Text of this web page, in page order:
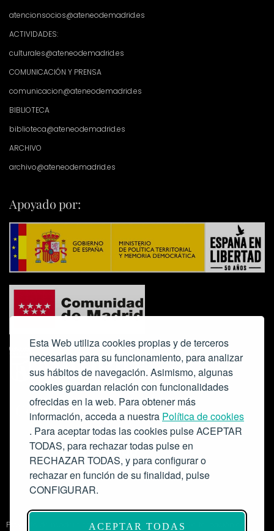
Esta Web utiliza cookies propias y de terceros
necesarias para su funcionamiento, para analizar
sus hábitos de navegación. Asimismo, algunas
cookies guardan relación con funcionalidades
ofrecidas en la web. Para obtener más
información, acceda a nuestra Política de cookies
. Para aceptar todas las cookies pulse ACEPTAR
TODAS, para rechazar todas pulse en
RECHAZAR TODAS, y para configurar o
rechazar en función de su finalidad, pulse
CONFIGURAR.
ACEPTAR TODAS
atencionsocios@ateneodemadrid.es
ACTIVIDADES:
culturales@ateneodemadrid.es
COMUNICACIÓN Y PRENSA
comunicacion@ateneodemadrid.es
BIBLIOTECA
biblioteca@ateneodemadrid.es
ARCHIVO
archivo@ateneodemadrid.es
Apoyado por:
Colabora:
Proyecto de modernización de infraestructuras y digitalización del